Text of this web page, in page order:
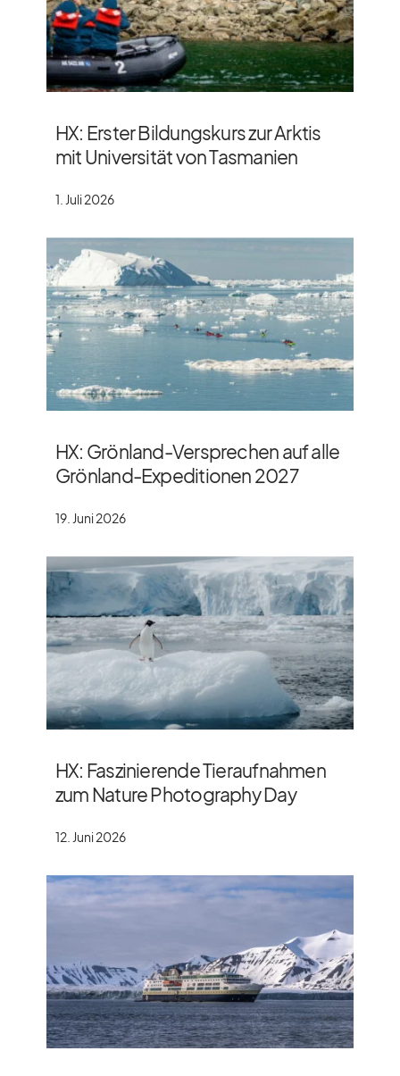
HX: Erster Bildungskurs zur Arktis
mit Universität von Tasmanien
1. Juli 2026
HX: Grönland-Versprechen auf alle
Grönland-Expeditionen 2027
19. Juni 2026
HX: Faszinierende Tieraufnahmen
zum Nature Photography Day
12. Juni 2026